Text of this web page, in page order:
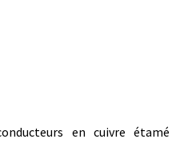
en cuivre étamé